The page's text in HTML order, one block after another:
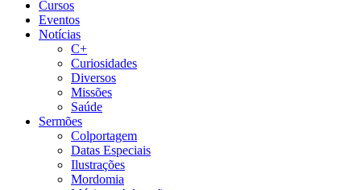
Cursos
Eventos
Notícias
C+
Curiosidades
Diversos
Missões
Saúde
Sermões
Colportagem
Datas Especiais
Ilustrações
Mordomia